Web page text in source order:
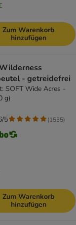
Zum Warenkorb
hinzufügen
- getreidefrei
SOFT Wide Acres -
g)
5 (1535)
Zum Warenkorb
hinzufügen